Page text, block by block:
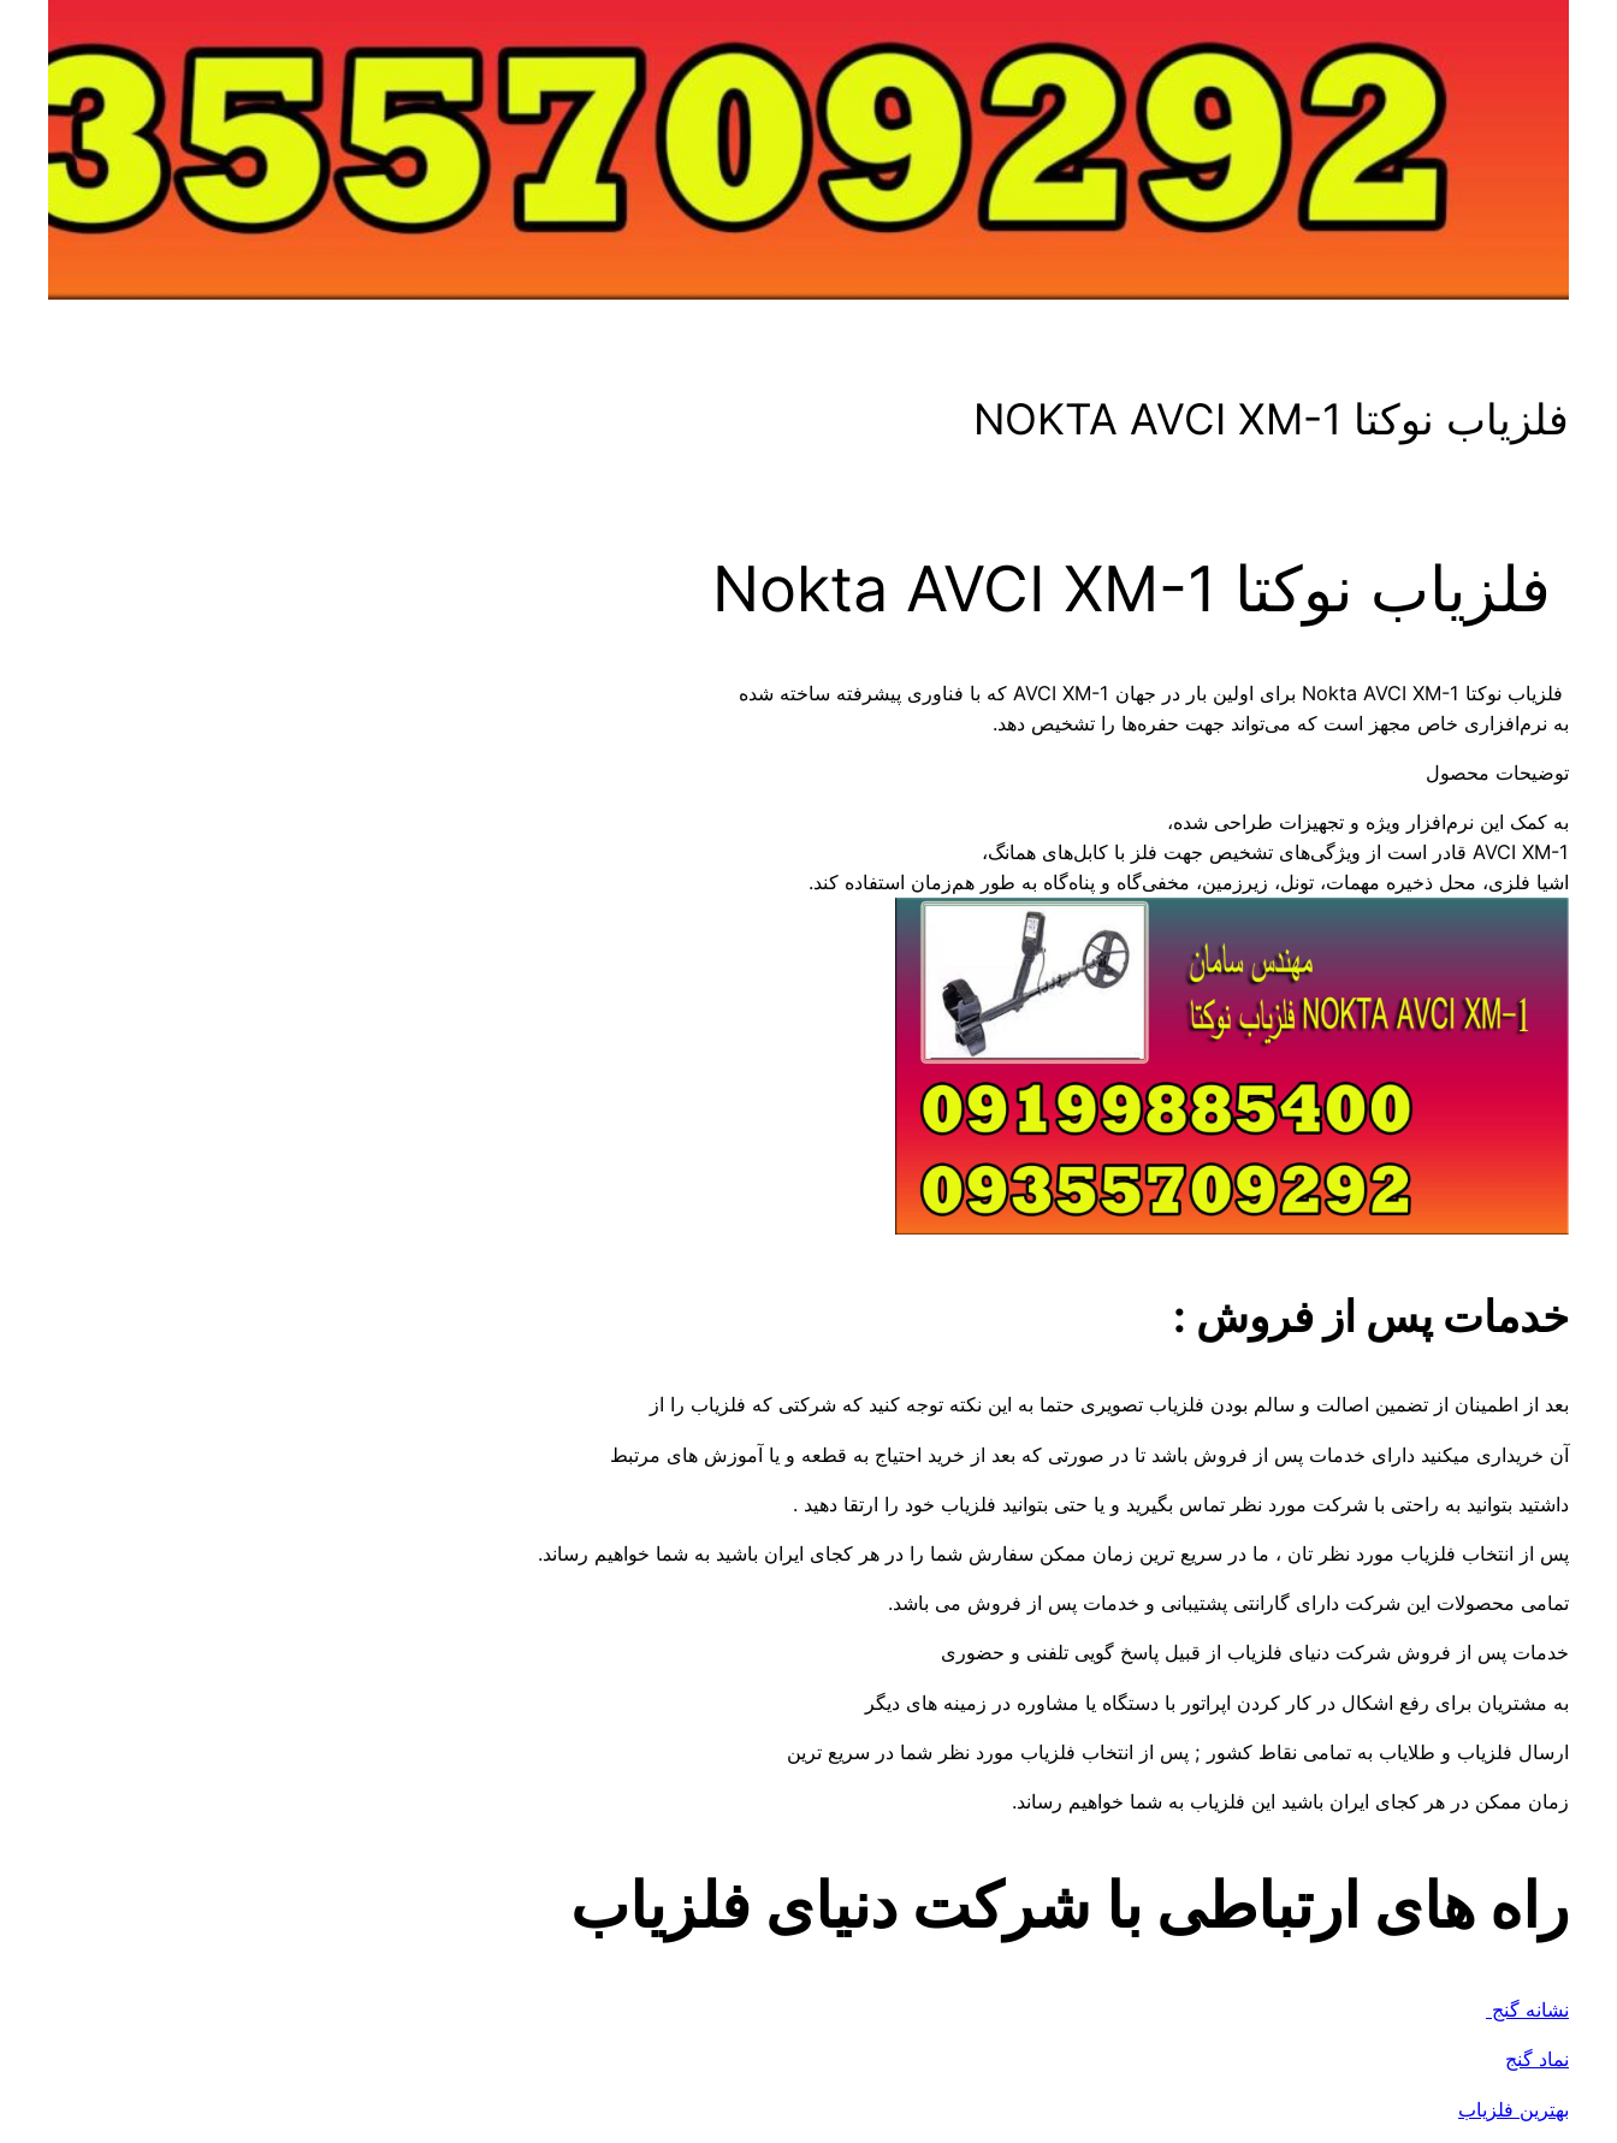
فلزیاب نوکتا NOKTA AVCI XM-1
فلزیاب نوکتا Nokta AVCI XM-1
فلزیاب نوکتا Nokta AVCI XM-1 برای اولین بار در جهان AVCI XM-1 که با فناوری پیشرفته ساخته شده
به نرم‌افزاری خاص مجهز است که می‌تواند جهت حفره‌ها را تشخیص دهد.
توضیحات محصول
به کمک این نرم‌افزار ویژه و تجهیزات طراحی شده،
AVCI XM-1 قادر است از ویژگی‌های تشخیص جهت فلز با کابل‌های همانگ،
اشیا فلزی، محل ذخیره مهمات، تونل، زیرزمین، مخفی‌گاه و پناه‌گاه به طور هم‌زمان استفاده کند.
خدمات پس از فروش :
بعد از اطمینان از تضمین اصالت و سالم بودن فلزیاب تصویری حتما به این نکته توجه کنید که شرکتی که فلزیاب را از
آن خریداری میکنید دارای خدمات پس از فروش باشد تا در صورتی که بعد از خرید احتیاج به قطعه و یا آموزش های مرتبط
داشتید بتوانید به راحتی با شرکت مورد نظر تماس بگیرید و یا حتی بتوانید فلزیاب خود را ارتقا دهید .
پس از انتخاب فلزیاب مورد نظر تان ، ما در سریع ترین زمان ممکن سفارش شما را در هر کجای ایران باشید به شما خواهیم رساند.
تمامی محصولات این شرکت دارای گارانتی پشتیبانی و خدمات پس از فروش می باشد.
خدمات پس از فروش شرکت دنیای فلزیاب از قبیل پاسخ گویی تلفنی و حضوری
به مشتریان برای رفع اشکال در کار کردن اپراتور با دستگاه یا مشاوره در زمینه های دیگر
ارسال فلزیاب و طلایاب به تمامی نقاط کشور ; پس از انتخاب فلزیاب مورد نظر شما در سریع ترین
زمان ممکن در هر کجای ایران باشید این فلزیاب به شما خواهیم رساند.
راه های ارتباطی با شرکت دنیای فلزیاب
نشانه گنج
نماد گنج
بهترین فلزیاب